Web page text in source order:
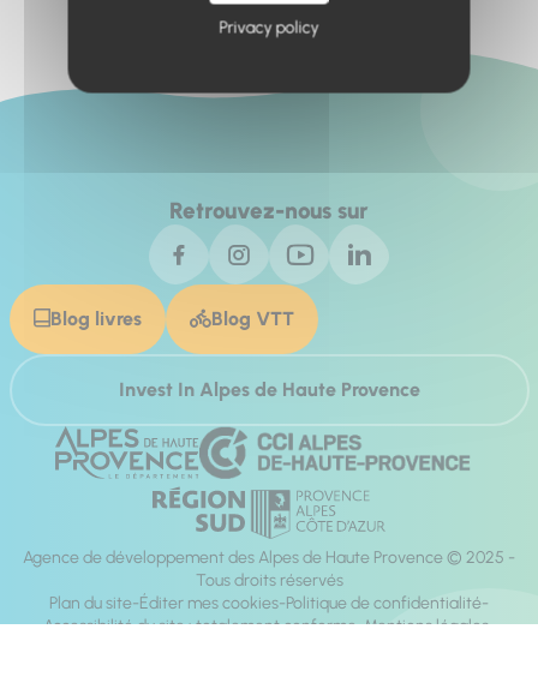
Retrouvez-nous sur
Blog livres Blog VTT
Invest In Alpes de Haute Provence
Agence de développement des Alpes de Haute Provence © 2025 -
Tous droits réservés
Plan du site Éditer mes cookies Politique de confidentialité
Accessibilité du site : totalement conforme Mentions légales
Privacy policy